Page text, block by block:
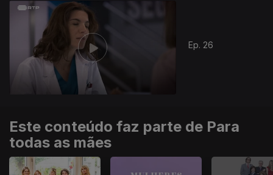
Ep. 26
Este conteúdo faz parte de Para
todas as mães